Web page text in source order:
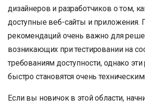
дизайнеров и разработчиков о том,
доступные веб-сайты и приложения.
рекомендаций очень важно для
возникающих при тестировании на
требованиям доступности, однако
быстро становятся очень
Если вы новичок в этой области,